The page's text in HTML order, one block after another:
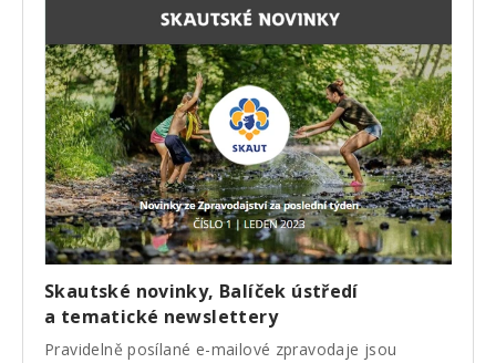
Skautské novinky, Balíček ústředí
a tematické newslettery
Pravidelně posílané e-mailové zpravodaje jsou